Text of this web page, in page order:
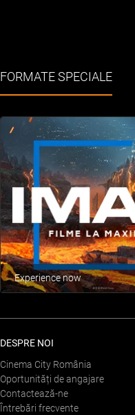
FORMATE SPECIALE
Experience now
DESPRE NOI
Cinema City România
Oportunități de angajare
Contactează-ne
Întrebări frecvente